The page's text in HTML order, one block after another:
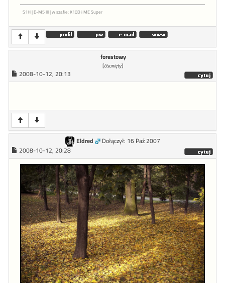
S1H | E-M5 III | w szafie: K10D i ME Super
forestowy
[Usunięty]
2008-10-12, 20:13
Eldred
Dołączył: 16 Paź 2007
2008-10-12, 20:28